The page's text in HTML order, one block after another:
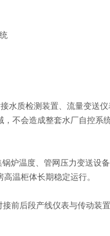
水质检测装置、流量变送
不会造成整套水厂自控系
炉温度、管网压力变送设
温柜体长期稳定运行。
前后段产线仪表与传动装